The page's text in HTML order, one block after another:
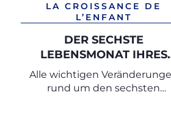
LA CROISSANCE DE
L’ENFANT
DER SECHSTE
LEBENSMONAT IHRES
BABYS
Alle wichtigen
rund um den sechsten